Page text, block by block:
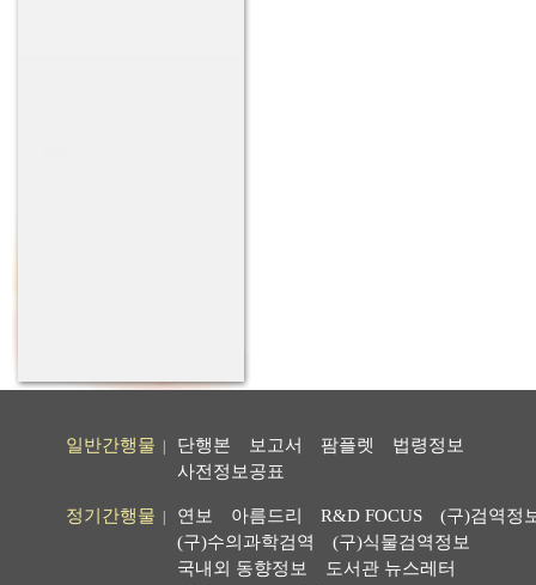
일반간행물 단행본 보고서 팜플렛
법령정보
사전정보공표
정기간행물 연보 아름드리 R&D FOCUS
(구)검역정
(구)수의과학검역
(구)식물검역정보
국내외 동향정보
도서관 뉴스레터